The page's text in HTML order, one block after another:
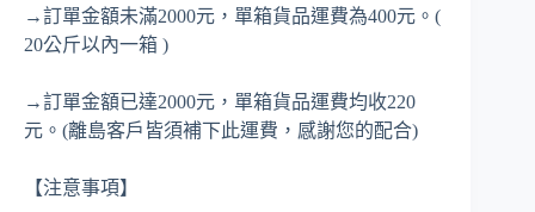
→訂單金額未滿2000元，單箱貨品運費為400元。(
20公斤以內一箱 )
→訂單金額已達2000元，單箱貨品運費均收220
元。(離島客戶皆須補下此運費，感謝您的配合)
【注意事項】